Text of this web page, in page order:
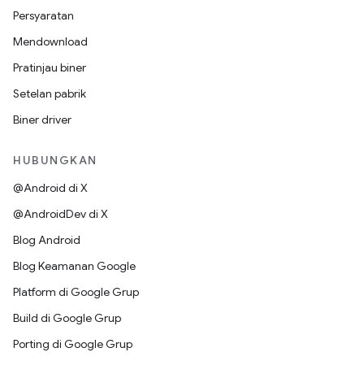
Persyaratan
Mendownload
Pratinjau biner
Setelan pabrik
Biner driver
HUBUNGKAN
@Android di X
@AndroidDev di X
Blog Android
Blog Keamanan Google
Platform di Google Grup
Build di Google Grup
Porting di Google Grup